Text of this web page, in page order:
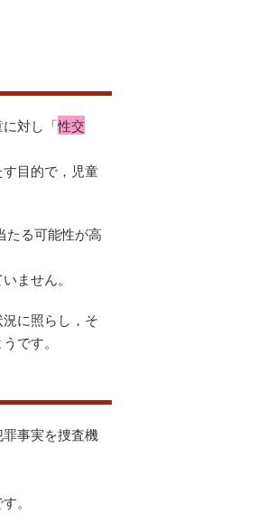
対し「性交
目的で，児童
たる可能性が高
ません。
に照らし，そ
です。
事実を捜査機
。